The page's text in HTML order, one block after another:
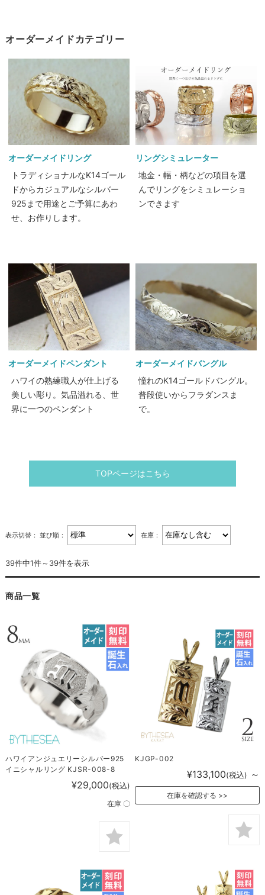
オーダーメイドカテゴリー
オーダーメイドリング
トラディショナルなK14ゴール
ドからカジュアルなシルバー
925まで用途とご予算にあわ
せ、お作りします。
リングシミュレーター
地金・幅・柄などの項目を選
んでリングをシミュレーショ
ンできます
オーダーメイドペンダント
ハワイの熟練職人が仕上げる
美しい彫り。気品溢れる、世
界に一つのペンダント
オーダーメイドバングル
憧れのK14ゴールドバングル。
普段使いからフラダンスま
で。
TOPページはこちら
表示切替： 並び順： 在庫：
39件中1件～39件を表示
商品一覧
ハワイアンジュエリーシルバー925
イニシャルリング KJSR-008-8
¥29,000(税込)
在庫 〇
KJGP-002
¥133,100(税込) ～
在庫を確認する